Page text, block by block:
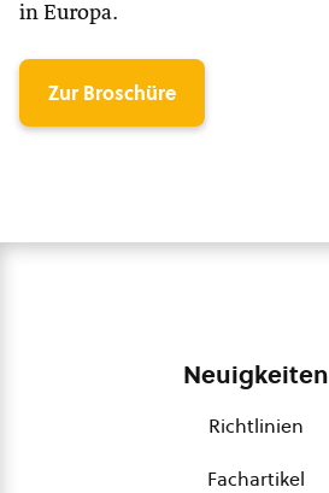
in Europa.
Zur Broschüre
Neuigkeiten
Richtlinien
Fachartikel